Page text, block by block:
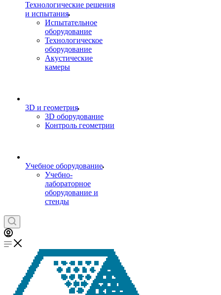
Технологические решения
и испытания
Испытательное
оборудование
Технологическое
оборудование
Акустические
камеры
3D и геометрия
3D оборудование
Контроль геометрии
Учебное оборудование
Учебно-
лабораторное
оборудование и
стенды